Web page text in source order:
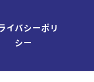
イバシーポリ
シー